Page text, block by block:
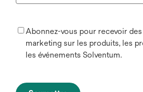
Abonnez-vous pour recevoir
marketing sur les produits, les
les événements Solventum.